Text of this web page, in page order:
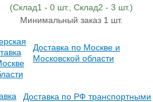
(Склад1 - 0 шт., Склад2 - 3 шт.)
Минимальный заказ 1 шт.
Доставка по Москве и
Московской области
Доставка по РФ транспортными